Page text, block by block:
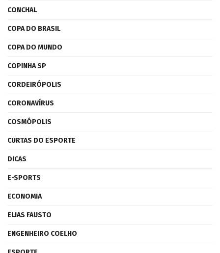
CONCHAL
COPA DO BRASIL
COPA DO MUNDO
COPINHA SP
CORDEIRÓPOLIS
CORONAVÍRUS
COSMÓPOLIS
CURTAS DO ESPORTE
DICAS
E-SPORTS
ECONOMIA
ELIAS FAUSTO
ENGENHEIRO COELHO